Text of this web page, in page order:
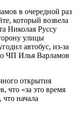
в очередной раз
который возвела
Николая Руссу
улицы
автобус, из-за
о ЧП Илья Варламов
открытия
что «за это время
начала